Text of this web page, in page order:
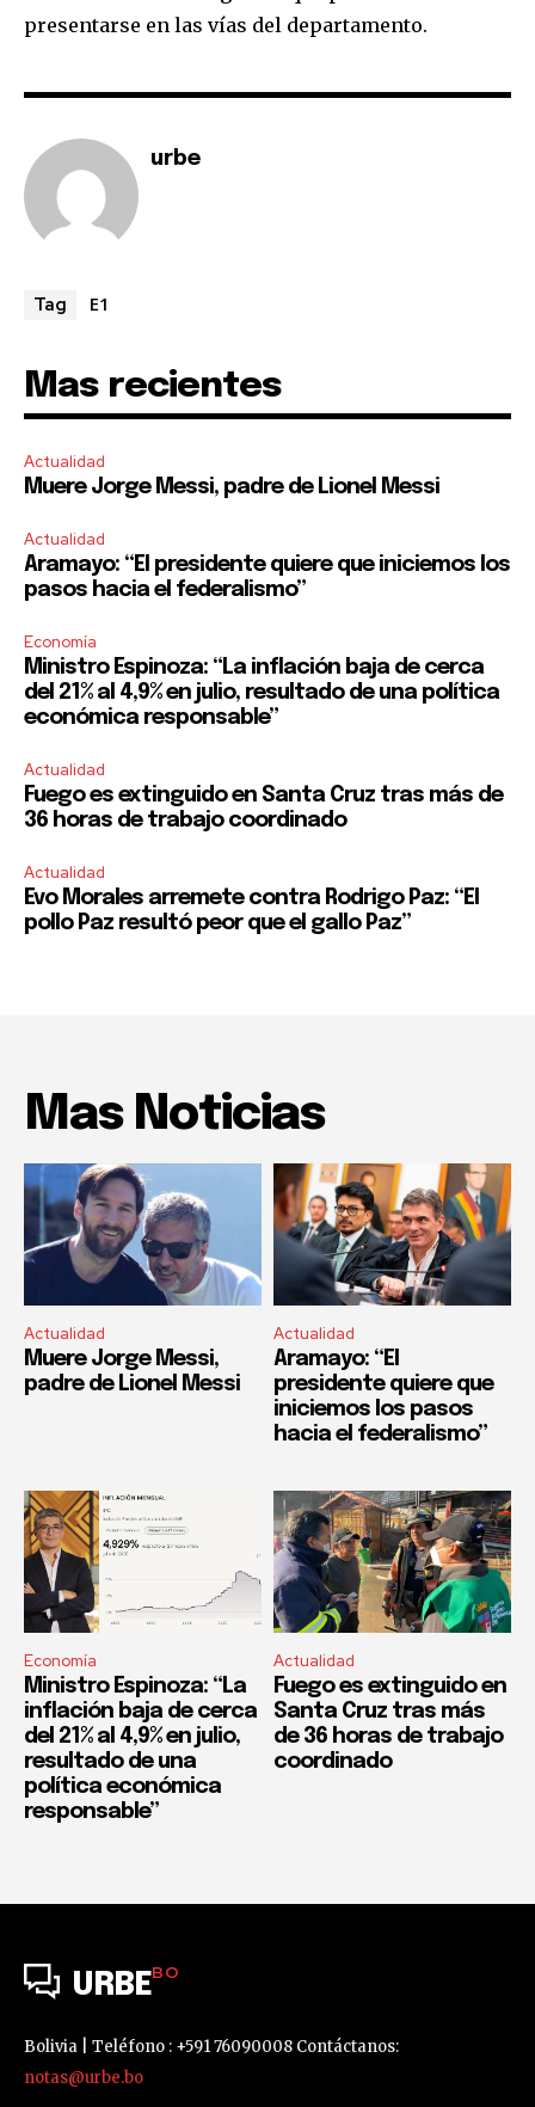
I've read and accept thePrivacy Policy.
presentarse en las vías del departamento.
urbe
Tag E1
Mas recientes
Actualidad
Muere Jorge Messi, padre de Lionel Messi
Actualidad
Aramayo: “El presidente quiere que iniciemos los
pasos hacia el federalismo”
Economía
Ministro Espinoza: “La inflación baja de cerca
del 21% al 4,9% en julio, resultado de una política
económica responsable”
Actualidad
Fuego es extinguido en Santa Cruz tras más de
36 horas de trabajo coordinado
Actualidad
Evo Morales arremete contra Rodrigo Paz: “El
pollo Paz resultó peor que el gallo Paz”
Mas Noticias
Actualidad
Muere Jorge Messi,
padre de Lionel Messi
Actualidad
Aramayo: “El
presidente quiere que
iniciemos los pasos
hacia el federalismo”
Economía
Ministro Espinoza: “La
inflación baja de cerca
del 21% al 4,9% en julio,
resultado de una
política económica
responsable”
Actualidad
Fuego es extinguido en
Santa Cruz tras más
de 36 horas de trabajo
coordinado
URBEBO
Bolivia | Teléfono : +591 76090008 Contáctanos:
notas@urbe.bo